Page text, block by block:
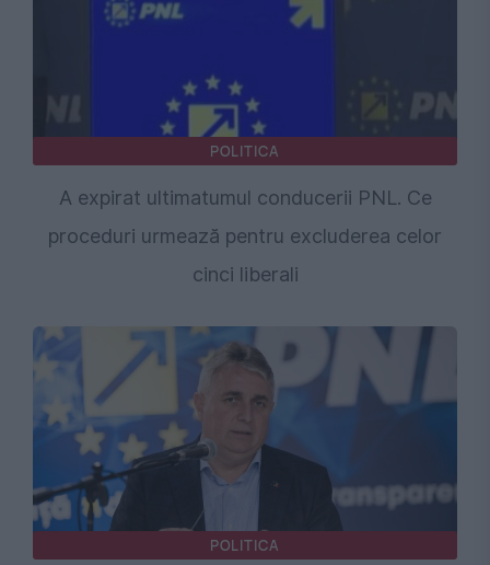
POLITICA
A expirat ultimatumul conducerii PNL. Ce
proceduri urmează pentru excluderea celor
cinci liberali
POLITICA